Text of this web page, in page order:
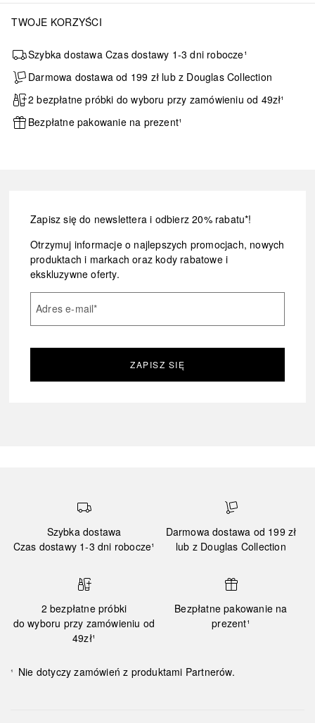
TWOJE KORZYŚCI
Szybka dostawa Czas dostawy 1-3 dni robocze¹
Darmowa dostawa od 199 zł lub z Douglas Collection
2 bezpłatne próbki do wyboru przy zamówieniu od 49zł¹
Bezpłatne pakowanie na prezent¹
Zapisz się do newslettera i odbierz 20% rabatu*!
Otrzymuj informacje o najlepszych promocjach, nowych
produktach i markach oraz kody rabatowe i
ekskluzywne oferty.
Adres e-mail*
ZAPISZ SIĘ
Szybka dostawa
Czas dostawy 1-3 dni robocze¹
Darmowa dostawa od 199 zł
lub z Douglas Collection
2 bezpłatne próbki
do wyboru przy zamówieniu od
49zł¹
Bezpłatne pakowanie na
prezent¹
¹ Nie dotyczy zamówień z produktami Partnerów.